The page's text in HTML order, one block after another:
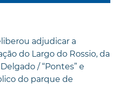
adjudicar a
do Largo do Rossio, da
/ “Pontes” e
do parque de